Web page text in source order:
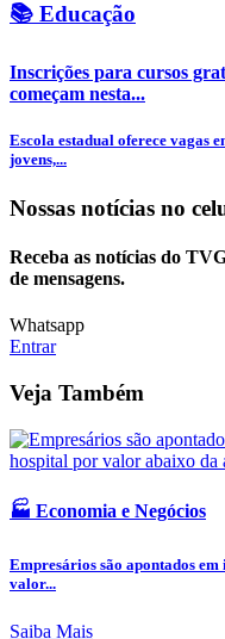
📚 Educação
Inscrições para cursos
começam nesta...
Escola estadual oferece vagas
jovens,...
Nossas notícias no
Receba as notícias do
de mensagens.
Whatsapp
Entrar
Veja Também
🏭 Economia e Negócios
Empresários são apontados
valor...
Saiba Mais